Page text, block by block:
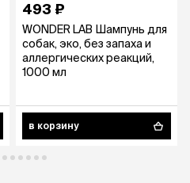
493 ₽
WONDER LAB Шампунь для
собак, эко, без запаха и
аллергических реакций,
1000 мл
в корзину